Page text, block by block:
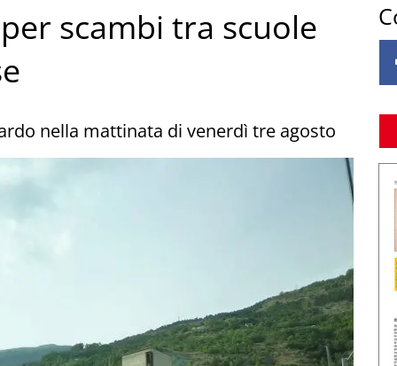
scambi tra scuole
nella mattinata di venerdì tre agosto